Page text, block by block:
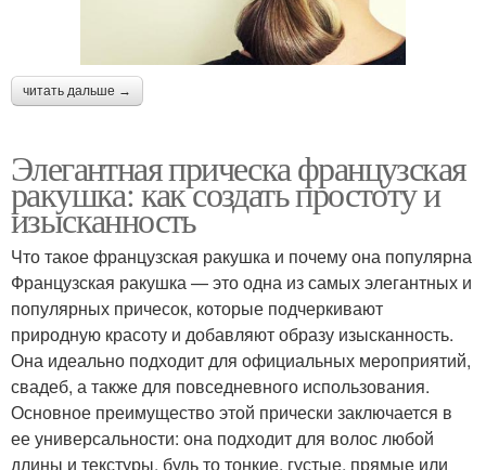
читать дальше →
Элегантная прическа французская
ракушка: как создать простоту и
изысканность
Что такое французская ракушка и почему она популярна
Французская ракушка — это одна из самых элегантных и
популярных причесок, которые подчеркивают
природную красоту и добавляют образу изысканность.
Она идеально подходит для официальных мероприятий,
свадеб, а также для повседневного использования.
Основное преимущество этой прически заключается в
ее универсальности: она подходит для волос любой
длины и текстуры, будь то тонкие, густые, прямые или